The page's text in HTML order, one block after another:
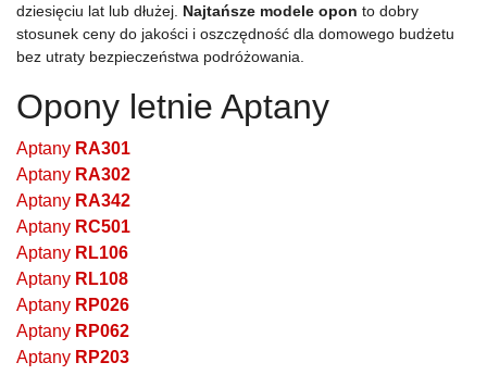
dziesięciu lat lub dłużej. Najtańsze modele opon to dobry
stosunek ceny do jakości i oszczędność dla domowego budżetu
bez utraty bezpieczeństwa podróżowania.
Opony letnie Aptany
Aptany RA301
Aptany RA302
Aptany RA342
Aptany RC501
Aptany RL106
Aptany RL108
Aptany RP026
Aptany RP062
Aptany RP203